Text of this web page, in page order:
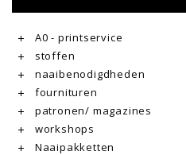
A0 - printservice
stoffen
naaibenodigdheden
fournituren
patronen/ magazines
workshops
Naaipakketten